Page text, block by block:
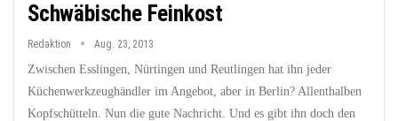
Schwäbische Feinkost
Redaktion Aug. 23, 2013
Zwischen Esslingen, Nürtingen und Reutlingen hat ihn jeder
Küchenwerkzeughändler im Angebot, aber in Berlin? Allenthalben
Kopfschütteln. Nun die gute Nachricht. Und es gibt ihn doch den